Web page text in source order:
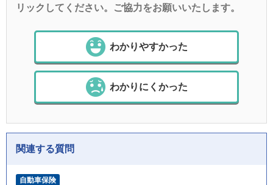
リックしてください。ご協力をお願いいたします。
わかりやすかった
わかりにくかった
関連する質問
自動車保険